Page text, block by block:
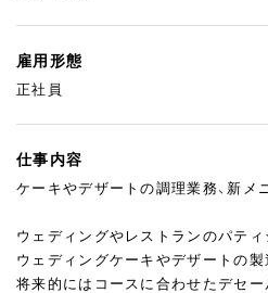
雇用形態
正社員
仕事内容
ケーキやデザートの調理業務、新メ
ウェディングやレストランのパティ
ウェディングケーキやデザートの製
将来的にはコースに合わせたデセ